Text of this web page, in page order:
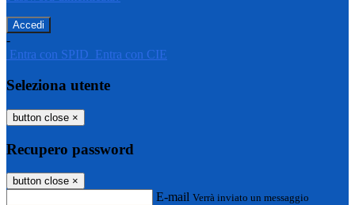
-
Entra con SPID Entra con CIE
Seleziona utente
button close ×
Recupero password
button close ×
E-mail Verrà inviato un messaggio